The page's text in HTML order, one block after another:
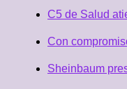
C5 de Salud
Con
Sheinbaum